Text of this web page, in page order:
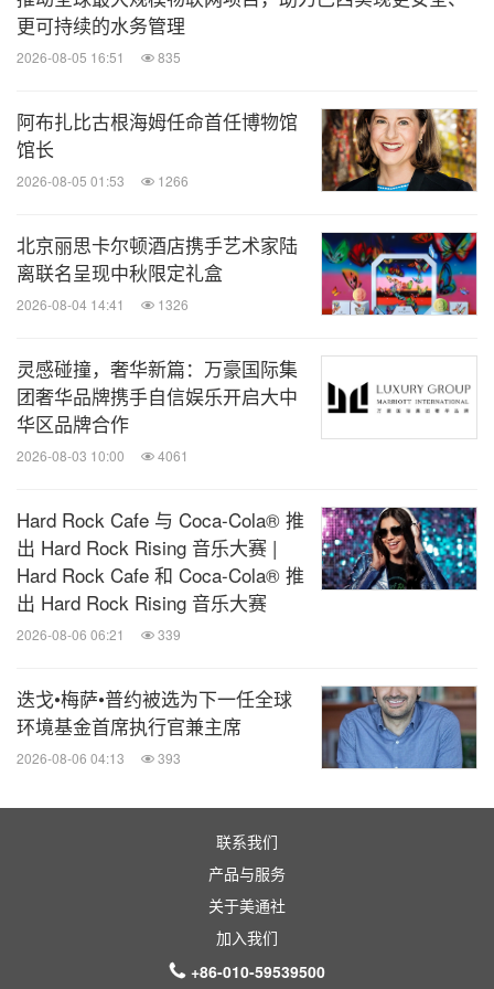
关键词： 艺术 娱乐
分享到：
更可持续的水务管理
2026-08-05 16:51 835
阿布扎比古根海姆任命首任博物馆
馆长
2026-08-05 01:53 1266
北京丽思卡尔顿酒店携手艺术家陆
离联名呈现中秋限定礼盒
2026-08-04 14:41 1326
灵感碰撞，奢华新篇：万豪国际集
团奢华品牌携手自信娱乐开启大中
华区品牌合作
2026-08-03 10:00 4061
Hard Rock Cafe 与 Coca-Cola® 推
出 Hard Rock Rising 音乐大赛 |
Hard Rock Cafe 和 Coca-Cola® 推
出 Hard Rock Rising 音乐大赛
2026-08-06 06:21 339
迭戈•梅萨•普约被选为下一任全球
环境基金首席执行官兼主席
2026-08-06 04:13 393
联系我们
产品与服务
关于美通社
加入我们
+86-010-59539500